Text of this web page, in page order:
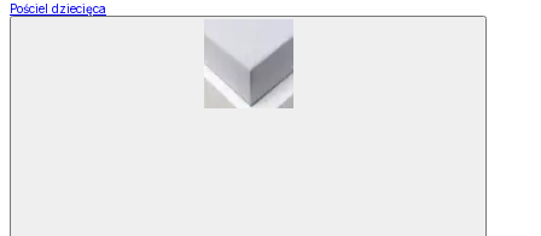
Pościel dziecięca